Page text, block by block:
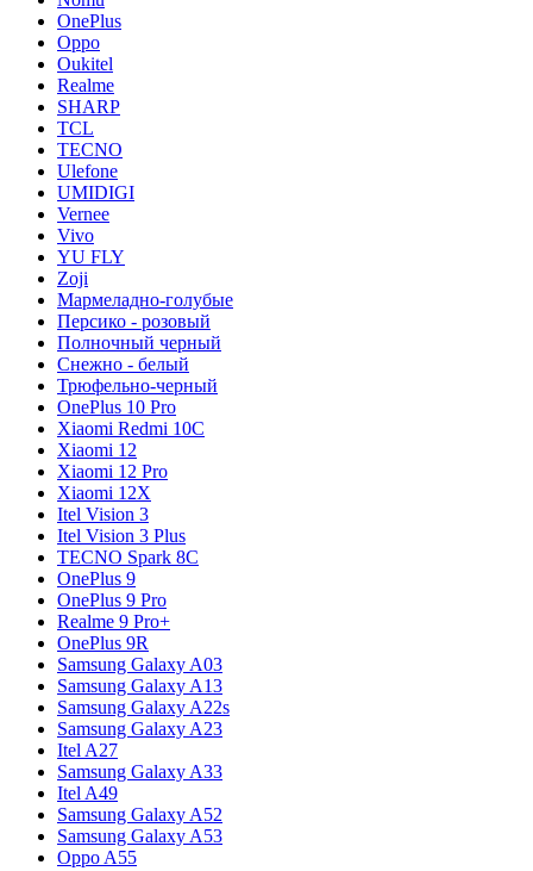
OnePlus
Oppo
Oukitel
Realme
SHARP
TCL
TECNO
Ulefone
UMIDIGI
Vernee
Vivo
YU FLY
Zoji
Мармеладно-голубые
Персико - розовый
Полночный черный
Снежно - белый
Трюфельно-черный
OnePlus 10 Pro
Xiaomi Redmi 10C
Xiaomi 12
Xiaomi 12 Pro
Xiaomi 12X
Itel Vision 3
Itel Vision 3 Plus
TECNO Spark 8C
OnePlus 9
OnePlus 9 Pro
Realme 9 Pro+
OnePlus 9R
Samsung Galaxy A03
Samsung Galaxy A13
Samsung Galaxy A22s
Samsung Galaxy A23
Itel A27
Samsung Galaxy A33
Itel A49
Samsung Galaxy A52
Samsung Galaxy A53
Oppo A55